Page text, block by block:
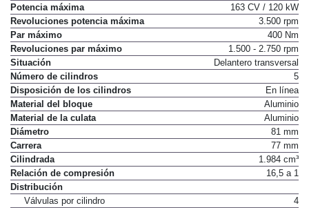
Potencia máxima
163 CV / 120 kW
Revoluciones potencia máxima
3.500 rpm
Par máximo
400 Nm
Revoluciones par máximo
1.500 - 2.750 rpm
Situación
Delantero transversal
Número de cilindros
5
Disposición de los cilindros
En línea
Material del bloque
Aluminio
Material de la culata
Aluminio
Diámetro
81 mm
Carrera
77 mm
Cilindrada
1.984 cm³
Relación de compresión
16,5 a 1
Distribución
Válvulas por cilindro
4